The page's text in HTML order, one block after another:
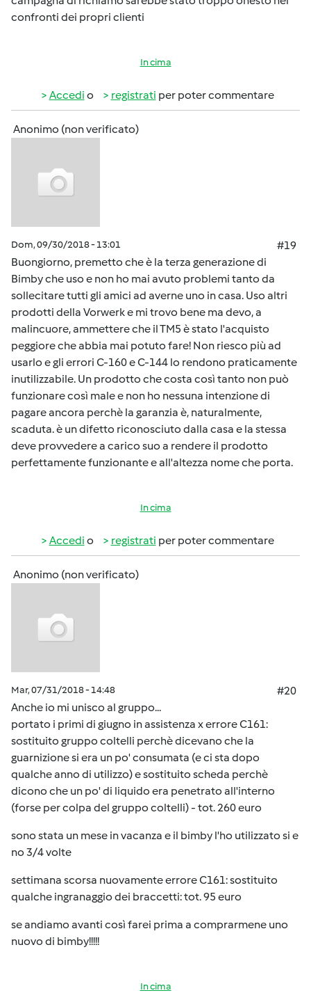
confronti dei propri clienti
In cima
Accedi o registrati per poter commentare
Anonimo (non verificato)
Dom, 09/30/2018 - 13:01
#19
Buongiorno, premetto che è la terza generazione di
Bimby che uso e non ho mai avuto problemi tanto da
sollecitare tutti gli amici ad averne uno in casa. Uso altri
prodotti della Vorwerk e mi trovo bene ma devo, a
malincuore, ammettere che il TM5 è stato l'acquisto
peggiore che abbia mai potuto fare! Non riesco più ad
usarlo e gli errori C-160 e C-144 lo rendono praticamente
inutilizzabile. Un prodotto che costa così tanto non può
funzionare così male e non ho nessuna intenzione di
pagare ancora perchè la garanzia è, naturalmente,
scaduta. è un difetto riconosciuto dalla casa e la stessa
deve provvedere a carico suo a rendere il prodotto
perfettamente funzionante e all'altezza nome che porta.
In cima
Accedi o registrati per poter commentare
Anonimo (non verificato)
Mar, 07/31/2018 - 14:48
#20
Anche io mi unisco al gruppo...
portato i primi di giugno in assistenza x errore C161:
sostituito gruppo coltelli perchè dicevano che la
guarnizione si era un po' consumata (e ci sta dopo
qualche anno di utilizzo) e sostituito scheda perchè
dicono che un po' di liquido era penetrato all'interno
(forse per colpa del gruppo coltelli) - tot. 260 euro
sono stata un mese in vacanza e il bimby l'ho utilizzato si e
no 3/4 volte
settimana scorsa nuovamente errore C161: sostituito
qualche ingranaggio dei braccetti: tot. 95 euro
se andiamo avanti così farei prima a comprarmene uno
nuovo di bimby!!!!!
In cima